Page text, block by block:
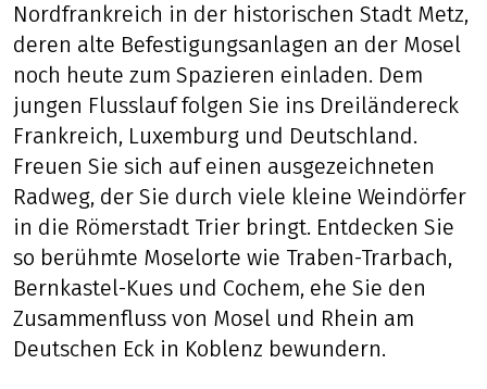
Nordfrankreich in der historischen Stadt Metz,
deren alte Befestigungsanlagen an der Mosel
noch heute zum Spazieren einladen. Dem
jungen Flusslauf folgen Sie ins Dreiländereck
Frankreich, Luxemburg und Deutschland.
Freuen Sie sich auf einen ausgezeichneten
Radweg, der Sie durch viele kleine Weindörfer
in die Römerstadt Trier bringt. Entdecken Sie
so berühmte Moselorte wie Traben-Trarbach,
Bernkastel-Kues und Cochem, ehe Sie den
Zusammenfluss von Mosel und Rhein am
Deutschen Eck in Koblenz bewundern.